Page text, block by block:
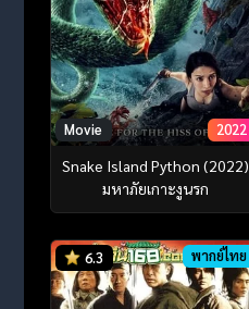
Movie 2022
Snake Island Python (2022)
มหาภัยเกาะงูนรก
6.3 พากย์ไทย